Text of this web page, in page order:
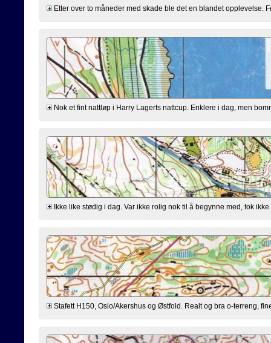
Etter over to måneder med skade ble det en blandet opplevelse.
Nok et fint nattløp i Harry Lagerts nattcup. Enklere i dag, men
Ikke like stødig i dag. Var ikke rolig nok til å begynne med, tok
Stafett H150, Oslo/Akershus og Østfold. Realt og bra o-terreng,